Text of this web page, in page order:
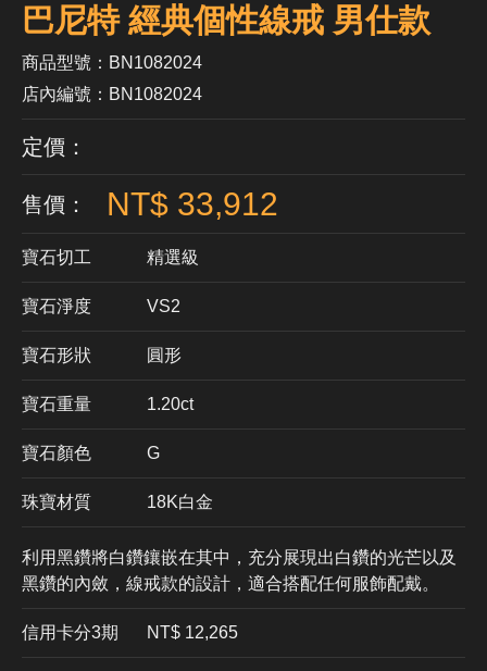
巴尼特 經典個性線戒 男仕款
商品型號：BN1082024
店內編號：BN1082024
定價：
售價： NT$ 33,912
寶石切工 精選級
寶石淨度 VS2
寶石形狀 ​圓形
寶石重量 1.20ct
寶石顏色 G
珠寶材質 18K白金
利用黑鑽將白鑽鑲嵌在其中，充分展現出白鑽的光芒以及
黑鑽的內斂，線戒款的設計，適合搭配任何服飾配戴。
信用卡分3期 ​NT$ 12,265